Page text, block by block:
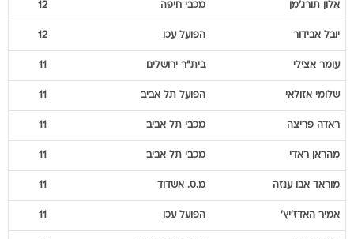
אלון תורג'מן מכבי חיפה 12
יובל אבידור הפועל עכו 12
עומר אצילי בית"ר ירושלים 11
שלומי אזולאי הפועל תל אביב 11
ראדה פריצה מכבי תל אביב 11
מהראן ראדי מכבי תל אביב 11
מוראד אבו ענזה מ.ס. אשדוד 11
אמיר האדז'יץ' הפועל עכו 11